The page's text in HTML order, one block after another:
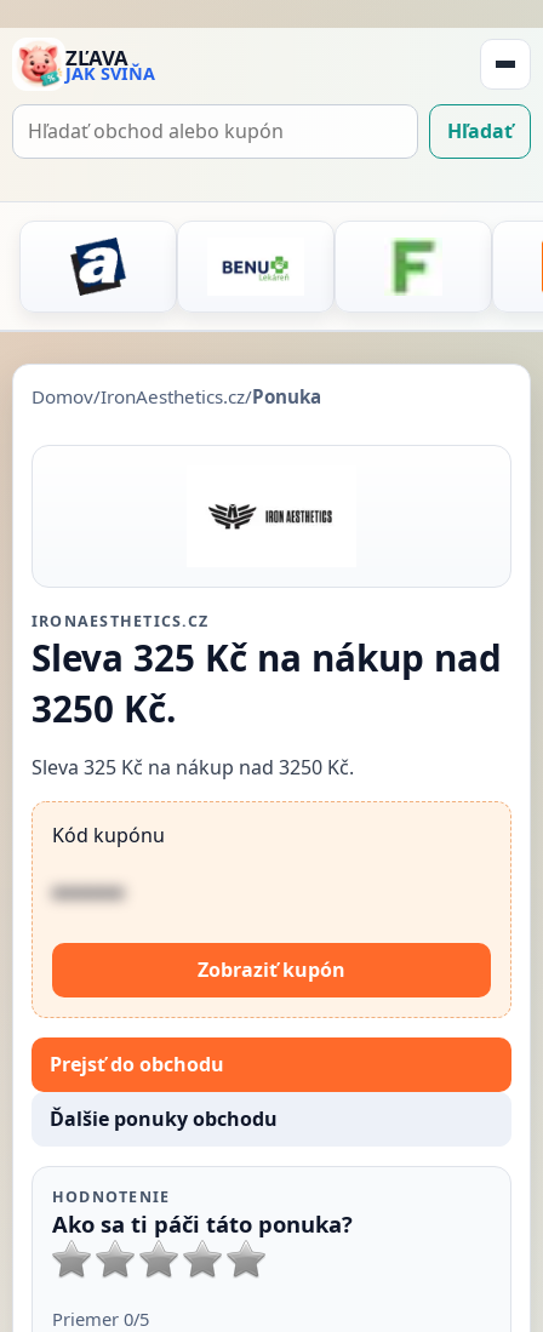
ZĽAVA
JAK SVIŇA
Hľadať
Hľadať
Domov/IronAesthetics.cz/Ponuka
IRONAESTHETICS.CZ
Sleva 325 Kč na nákup nad
3250 Kč.
Sleva 325 Kč na nákup nad 3250 Kč.
Kód kupónu
••••••
Zobraziť kupón
Prejsť do obchodu
Ďalšie ponuky obchodu
HODNOTENIE
Ako sa ti páči táto ponuka?
Priemer 0/5